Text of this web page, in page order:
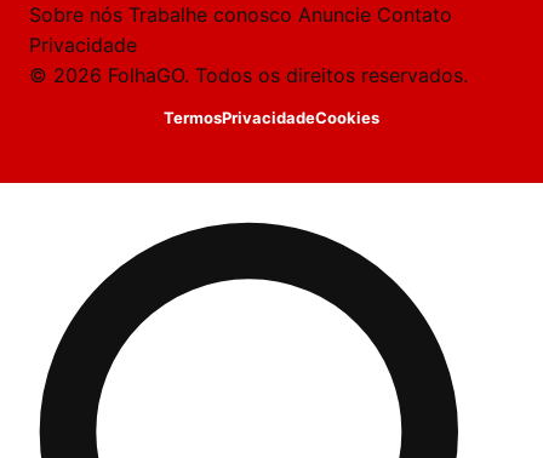
Sobre nós Trabalhe conosco Anuncie Contato
Privacidade
© 2026 FolhaGO. Todos os direitos reservados.
TermosPrivacidadeCookies